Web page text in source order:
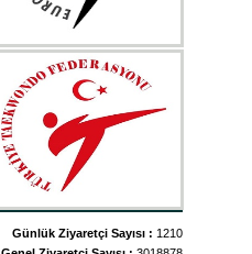
Günlük Ziyaretçi Sayısı : 1210